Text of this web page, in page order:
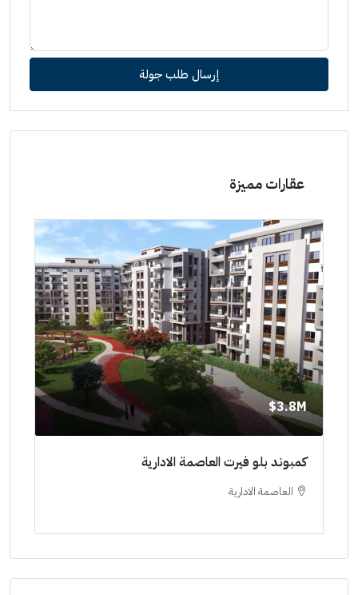
إرسال طلب جولة
عقارات مميزة
3.8M$
كمبوند بلو فيرت العاصمة الادارية
العاصمة الادارية